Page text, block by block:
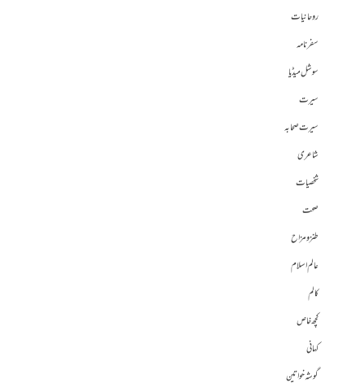
روحانیات
سفرنامہ
سوشل میڈیا
سیرت
سیرت صحابہ
شاعری
شخصیات
صحت
طنز و مزاح
عالم اسلام
کالم
کچھ خاص
کہانی
گوشہ خواتین